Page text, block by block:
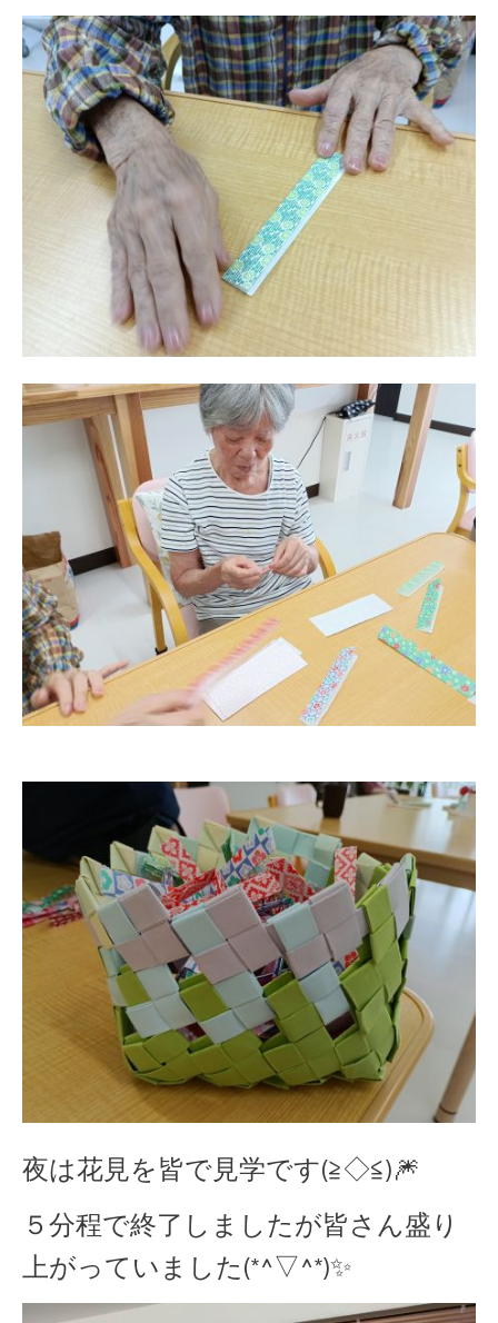
夜は花見を皆で見学です(≧◇≦)🎆
５分程で終了しましたが皆さん盛り
上がっていました(*^▽^*)✨